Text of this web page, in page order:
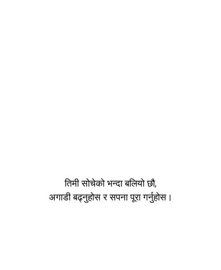
तिमी सोचेको भन्दा बलियो छौ,
अगाडी बढ्नुहोस र सपना पूरा गर्नुहोस।